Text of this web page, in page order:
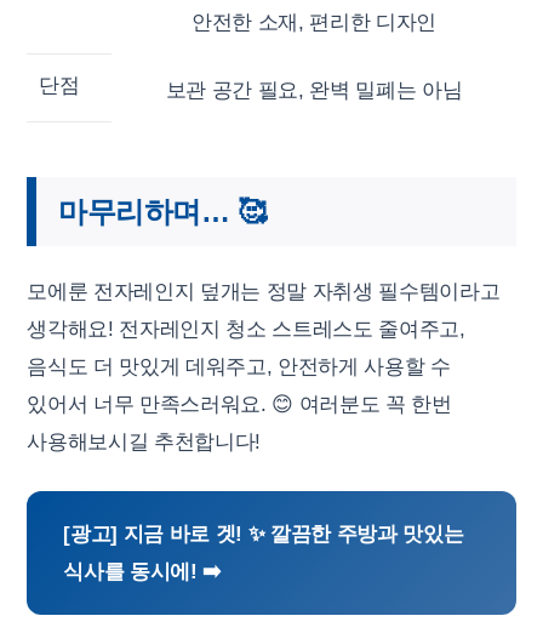
안전한 소재, 편리한 디자인
단점 보관 공간 필요, 완벽 밀폐는 아님
마무리하며… 🥰
모에룬 전자레인지 덮개는 정말 자취생 필수템이라고
생각해요! 전자레인지 청소 스트레스도 줄여주고,
음식도 더 맛있게 데워주고, 안전하게 사용할 수
있어서 너무 만족스러워요. 😊 여러분도 꼭 한번
사용해보시길 추천합니다!
[광고] 지금 바로 겟! ✨ 깔끔한 주방과 맛있는
식사를 동시에! ➡️